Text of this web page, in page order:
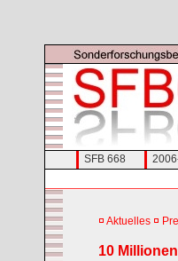
SFB 668
Aktuelles
10